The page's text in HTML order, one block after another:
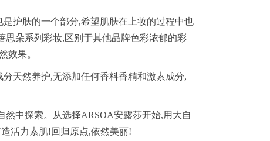
护肤的一个部分,希望肌肤在上妆的过程中也
思朵系列彩妆,区别于其他品牌色彩浓郁的彩
效果。
天然养护,无添加任何香料香精和激素成分,
然中探索。从选择ARSOA安露莎开始,用大自
活力素肌!回归原点,依然美丽!